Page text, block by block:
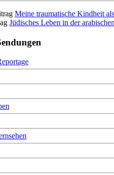
Meine traumatische Kindheit
Jüdisches Leben in der